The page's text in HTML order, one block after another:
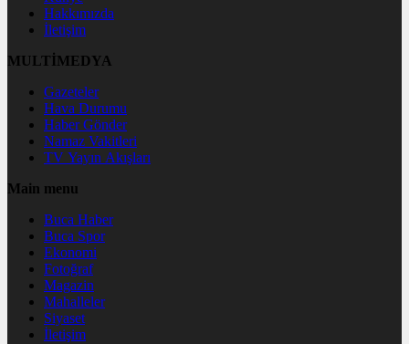
Hakkımızda
İletişim
MULTİMEDYA
Gazeteler
Hava Durumu
Haber Gönder
Namaz Vakitleri
TV Yayın Akışları
Main menu
Buca Haber
Buca Spor
Ekonomi
Fotoğraf
Magazin
Mahalleler
Siyaset
İletişim